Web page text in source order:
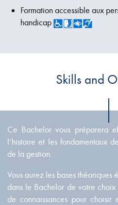
Formation accessible aux
handicap
Skills and
Ce Bachelor vous préparera
l’histoire et les fondamentaux
de la gestion.
Vous aurez les bases théoriques
dans le Bachelor de votre choix
de connaissances pour